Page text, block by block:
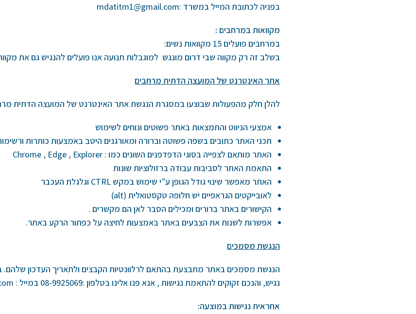
בפניה לכתובת המייל במשרד :mdatitm1@gmail.com
מקוואות במרחבים :
במרחבים פועלים 15 מקוואות נשים:
בשלב זה רק מקווה שבי דרום מונגש למוגבלות תנועה אנו פועלים להנגיש גם את
אתר האינטרנט של המועצה הדתית מרחבים
להלן חלק מהפעולות שבוצעו במסגרת הנגשת אתר האינטרנט של המועצה הדתית
אמצעי הניווט והתמצאות באתר פשוטים ונוחים לשימוש
תכני האתר כתובים בשפה פשוטה וברורה ומאורגנים היטב באמצעות כותרות
האתר מותאם לצפייה בסוגי הדפדפנים השונים כמו : Chrome , Edge , Explorer
התאמת האתר לסביבות עבודה ברזולוציות שונות
האתר מאפשר שינוי גודל הגופן ע”י שימוש במקש CTRL וגלגלת העכבר
לאובייקטים הגראפיים יש חלופה טקסטואלית (alt)
הקישורים באתר ברורים ומכילים הסבר לאן הם מקשרים .
אפשרות לשנות את הצבעים באתר באמצעות לחיצה על כפתור הרקע באתר.
הנגשת מסמכים
הנגשת מסמכים באתר מתבצעת בהתאם לרלוונטיות הקבצים ולתאריך העדכון שלהם.
נגיש, והנכם זקוקים להתאמת נגישות , אנא פנו אלינו בטלפון :08-9925069 במייל : mdatitm1@gmail.com
אחראית נגישות במוצעה: